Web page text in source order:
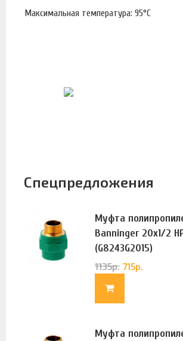
Максимальная температура: 95°С
Спецпредложения
Муфта
Banninger 20х1/2
(G8243G2015)
1135р. 715р.
Муфта